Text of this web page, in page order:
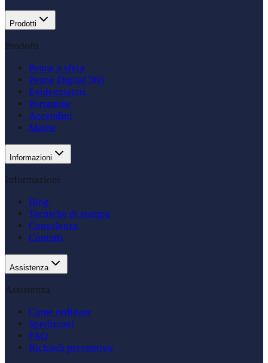
Prodotti
Prodotti
Penne a sfera
Penne Digital 360
Evidenziatori
Portamine
Accendini
Matite
Informazioni
Informazioni
Blog
Tecniche di stampa
Consulenza
Contatti
Assistenza
Assistenza
Come ordinare
Spedizioni
FAQ
Richiedi preventivo